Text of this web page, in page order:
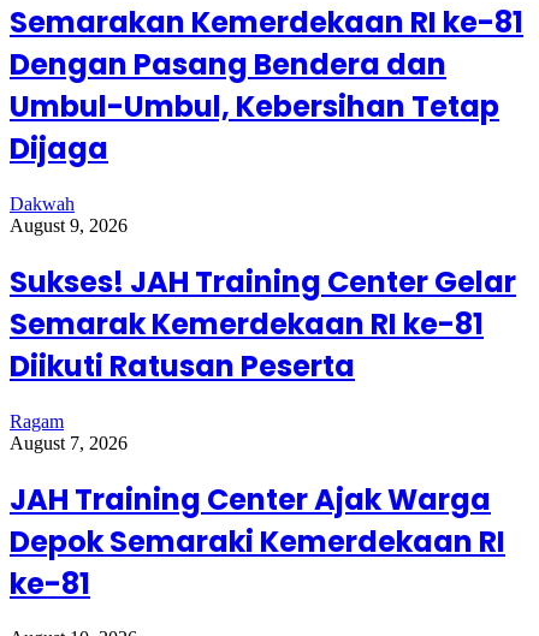
Semarakan Kemerdekaan RI ke-81
Dengan Pasang Bendera dan
Umbul-Umbul, Kebersihan Tetap
Dijaga
Dakwah
August 9, 2026
Sukses! JAH Training Center Gelar
Semarak Kemerdekaan RI ke-81
Diikuti Ratusan Peserta
Ragam
August 7, 2026
JAH Training Center Ajak Warga
Depok Semaraki Kemerdekaan RI
ke-81